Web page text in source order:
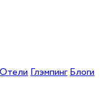
ОтелиГлэмпингБлоги